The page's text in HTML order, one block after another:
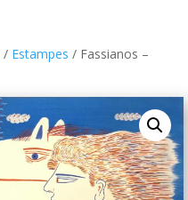
/ Estampes / Fassianos –